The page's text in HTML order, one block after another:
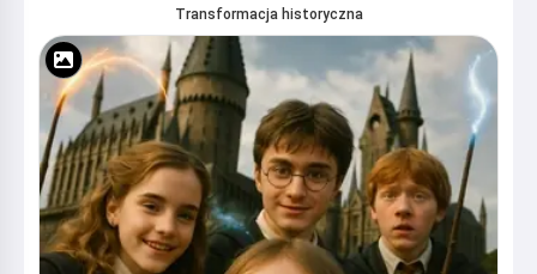
Transformacja historyczna